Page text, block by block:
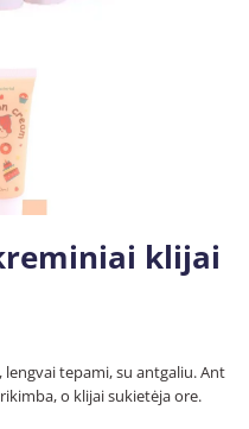
klijai
tepami, su antgaliu. Ant
o klijai sukietėja ore.